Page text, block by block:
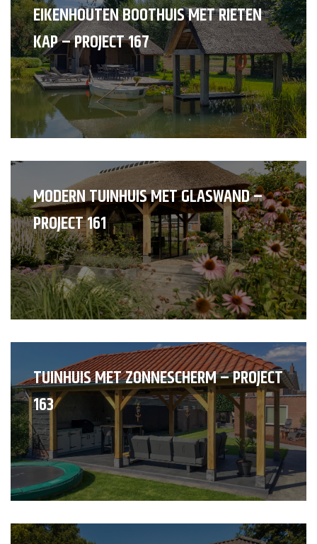
EIKENHOUTEN BOOTHUIS MET RIETEN
KAP – PROJECT 167
MODERN TUINHUIS MET GLASWAND –
PROJECT 161
TUINHUIS MET ZONNESCHERM – PROJECT
163